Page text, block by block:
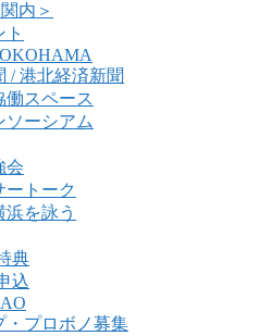
内＞
/ 港北経済新聞
働スペース
ソーシアム
会
ートーク
を詠う
典
込
・プロボノ募集